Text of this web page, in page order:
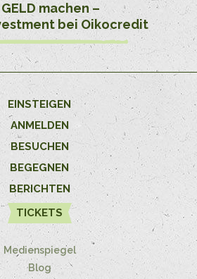
machen –
bei Oikocredit
EINSTEIGEN
ANMELDEN
BESUCHEN
BEGEGNEN
BERICHTEN
TICKETS
Medienspiegel
Blog